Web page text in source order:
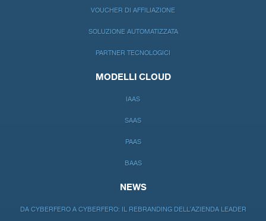
VOUCHER DI AFFILIAZIONE
SOLUZIONE AUTOMATIZZATA
PARTNER TECNOLOGICI
MODELLI CLOUD
IAAS
SAAS
PAAS
BAAS
NEWS
DA CYBERFERO A CYBERFERO: IL REBRANDING DELL’AZIENDA LEADER